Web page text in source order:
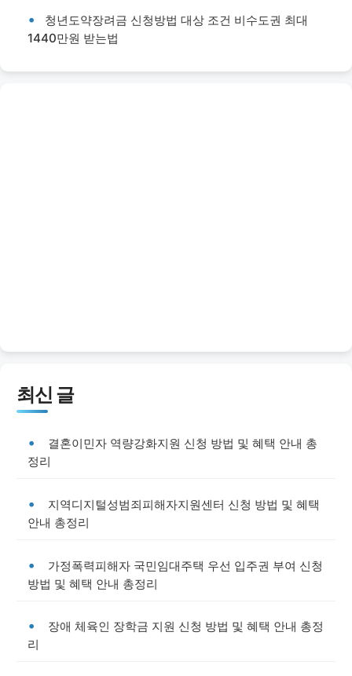
청년도약장려금 신청방법 대상 조건 비수도권 최대
1440만원 받는법
최신 글
결혼이민자 역량강화지원 신청 방법 및 혜택 안내 총
정리
지역디지털성범죄피해자지원센터 신청 방법 및 혜택
안내 총정리
가정폭력피해자 국민임대주택 우선 입주권 부여 신청
방법 및 혜택 안내 총정리
장애 체육인 장학금 지원 신청 방법 및 혜택 안내 총정
리